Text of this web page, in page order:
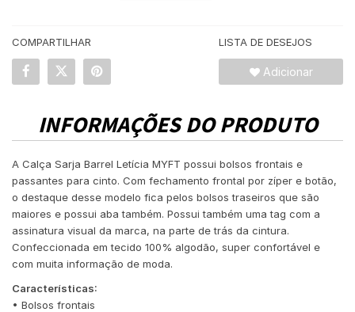
COMPARTILHAR LISTA DE DESEJOS
Adicionar
INFORMAÇÕES DO PRODUTO
A Calça Sarja Barrel Letícia MYFT possui bolsos frontais e
passantes para cinto. Com fechamento frontal por zíper e botão,
o destaque desse modelo fica pelos bolsos traseiros que são
maiores e possui aba também. Possui também uma tag com a
assinatura visual da marca, na parte de trás da cintura.
Confeccionada em tecido 100% algodão, super confortável e
com muita informação de moda.
Características:
• Bolsos frontais